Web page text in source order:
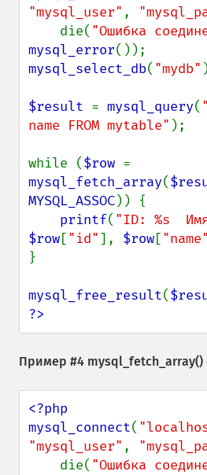
"mysql_user" ,
    die(
"Ошибка
mysql_error
mysql_select_db( "mydb"
$result = mysql_query(
name FROM mytable" );
while ($row
mysql_fetch_array(
MYSQL_ASSOC)) {
printf( "ID: %s
$row["id"], $row["name"
}
mysql_free_result(
?>
Пример #4 mysql_fetch_array()
<?php
mysql_connect(
"mysql_user" ,
    die(
"Ошибка